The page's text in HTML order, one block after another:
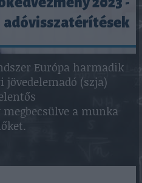
adóvisszatérítések
Európa harmadik
jövedelemadó (szja)
a munka